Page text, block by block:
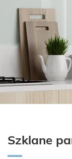
Szklane